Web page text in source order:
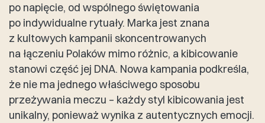
po napięcie, od wspólnego świętowania
po indywidualne rytuały. Marka jest znana
z kultowych kampanii skoncentrowanych
na łączeniu Polaków mimo różnic, a kibicowanie
stanowi część jej DNA. Nowa kampania podkreśla,
że nie ma jednego właściwego sposobu
przeżywania meczu – każdy styl kibicowania jest
unikalny, ponieważ wynika z autentycznych emocji.